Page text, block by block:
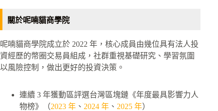
關於呢喃貓商學院
呢喃貓商學院成立於 2022 年，核心成員由幾位具有法人投
資經歷的幣圈交易員組成，社群重視基礎研究、學習氛圍
以風險控制，做出更好的投資決策。
連續 3 年獲動區評選台灣區塊鏈《年度最具影響力人
物榜》（2023 年 、 2024 年 、 2025 年）